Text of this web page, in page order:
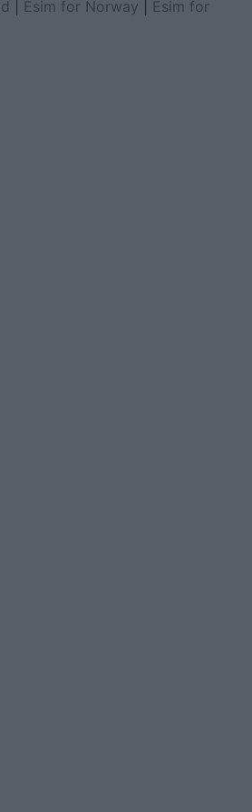
Esim for Norway
Esim for